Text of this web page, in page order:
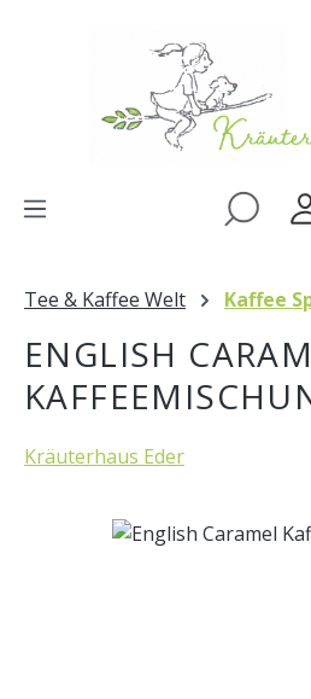
Tee & Kaffee Welt Kaffee
ENGLISH
Kräuterhaus Eder
Bildergalerie überspringen